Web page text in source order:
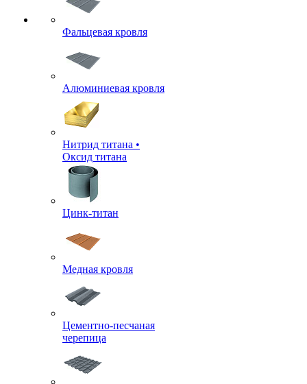
Фальцевая кровля
Алюминиевая кровля
Нитрид титана •
Оксид титана
Цинк-титан
Медная кровля
Цементно-песчаная
черепица